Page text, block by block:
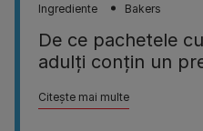
Ingrediente Bakers
De ce pachetele
adulţi conţin un
Citește mai multe